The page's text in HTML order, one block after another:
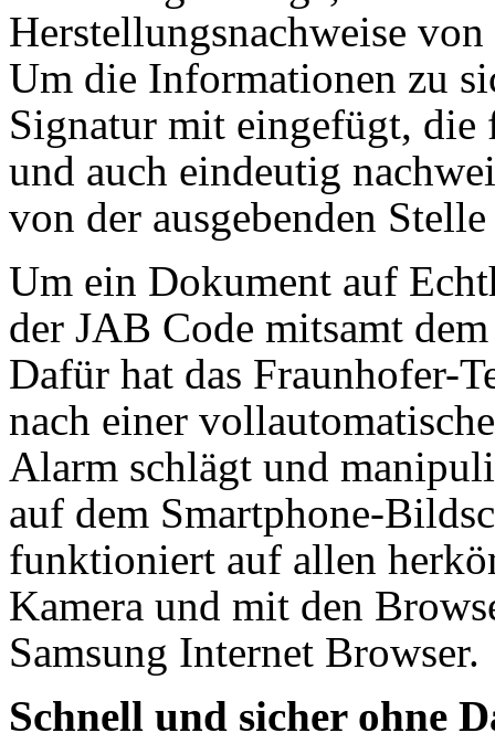
Herstellungsnachweise
Um die Informationen zu
Signatur mit eingefügt, die
und auch eindeutig
von der ausgebenden
Um ein Dokument auf
der JAB Code mitsamt
Dafür hat das Fraunhofer-
nach einer
Alarm schlägt und
auf dem Smartphone-
funktioniert auf allen
Kamera und mit den
Samsung Internet Browser.
Schnell und sicher ohne